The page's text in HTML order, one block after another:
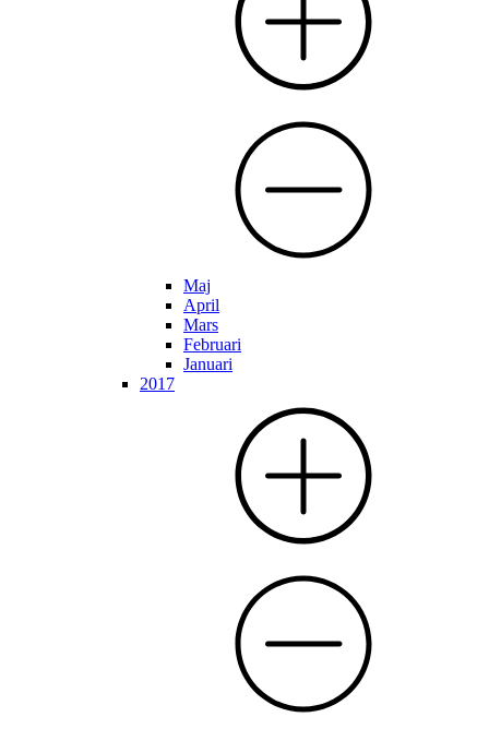
Maj
April
Mars
Februari
Januari
2017